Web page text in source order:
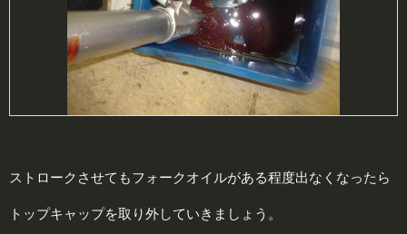
ストロークさせてもフォークオイルがある程度出なくなったら
トップキャップを取り外していきましょう。